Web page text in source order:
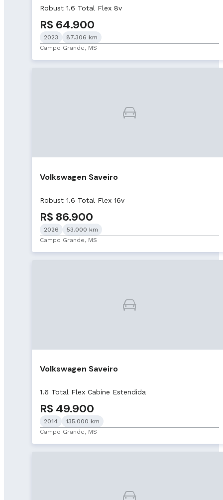
Robust 1.6 Total Flex 8v
R$ 64.900
2023
87.306 km
Campo Grande, MS
Volkswagen Saveiro
Robust 1.6 Total Flex 16v
R$ 86.900
2026
53.000 km
Campo Grande, MS
Volkswagen Saveiro
1.6 Total Flex Cabine Estendida
R$ 49.900
2014
135.000 km
Campo Grande, MS